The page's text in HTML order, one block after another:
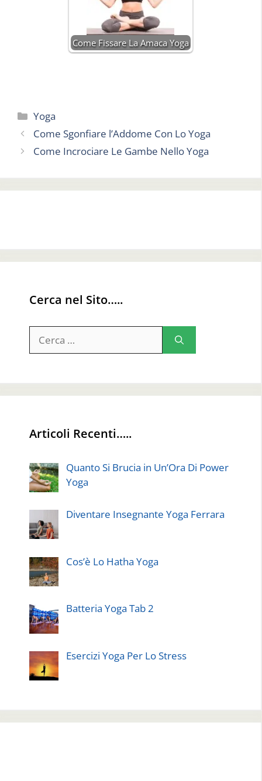
Come Fissare La Amaca Yoga
Categorie
Yoga
Come Sgonfiare l’Addome Con Lo Yoga
Come Incrociare Le Gambe Nello Yoga
Cerca nel Sito…..
per:
Articoli Recenti…..
Quanto Si Brucia in Un’Ora Di Power
Yoga
Diventare Insegnante Yoga Ferrara
Cos’è Lo Hatha Yoga
Batteria Yoga Tab 2
Esercizi Yoga Per Lo Stress